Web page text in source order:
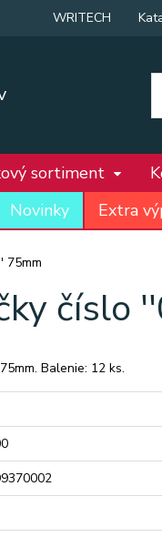
WRITECH
sortiment
Novinky Extra
75mm
číslo
Balenie: 12 ks.